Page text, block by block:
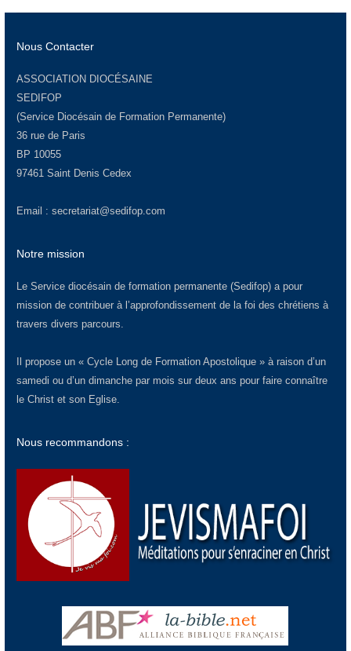
Nous Contacter
ASSOCIATION DIOCÉSAINE
SEDIFOP
(Service Diocésain de Formation Permanente)
36 rue de Paris
BP 10055
97461 Saint Denis Cedex
Email : secretariat@sedifop.com
Notre mission
Le Service diocésain de formation permanente (Sedifop) a pour
mission de contribuer à l’approfondissement de la foi des chrétiens à
travers divers parcours.
Il propose un « Cycle Long de Formation Apostolique » à raison d’un
samedi ou d’un dimanche par mois sur deux ans pour faire connaître
le Christ et son Eglise.
Nous recommandons :